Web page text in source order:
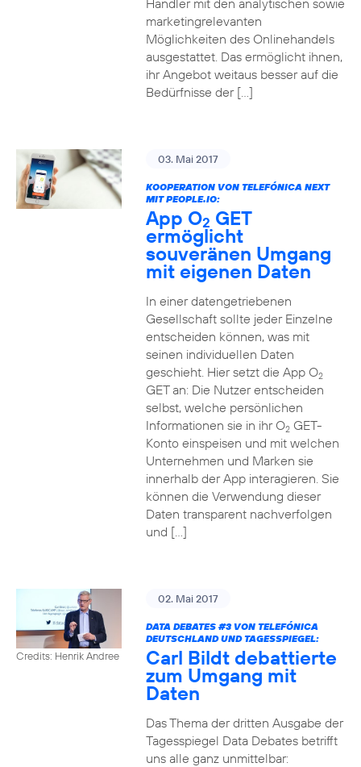
Händler mit den analytischen sowie
marketingrelevanten
Möglichkeiten des Onlinehandels
ausgestattet. Das ermöglicht ihnen,
ihr Angebot weitaus besser auf die
Bedürfnisse der […]
03. Mai 2017
KOOPERATION VON TELEFÓNICA NEXT
MIT PEOPLE.IO:
App O2 GET
ermöglicht
souveränen Umgang
mit eigenen Daten
In einer datengetriebenen
Gesellschaft sollte jeder Einzelne
entscheiden können, was mit
seinen individuellen Daten
geschieht. Hier setzt die App O2
GET an: Die Nutzer entscheiden
selbst, welche persönlichen
Informationen sie in ihr O2GET-
Konto einspeisen und mit welchen
Unternehmen und Marken sie
innerhalb der App interagieren. Sie
können die Verwendung dieser
Daten transparent nachverfolgen
und […]
Credits: Henrik Andree
02. Mai 2017
DATA DEBATES #3VON TELEFÓNICA
DEUTSCHLAND UND TAGESSPIEGEL:
Carl Bildt debattierte
zum Umgang mit
Daten
Das Thema der dritten Ausgabe der
Tagesspiegel Data Debates betrifft
uns alle ganz unmittelbar: